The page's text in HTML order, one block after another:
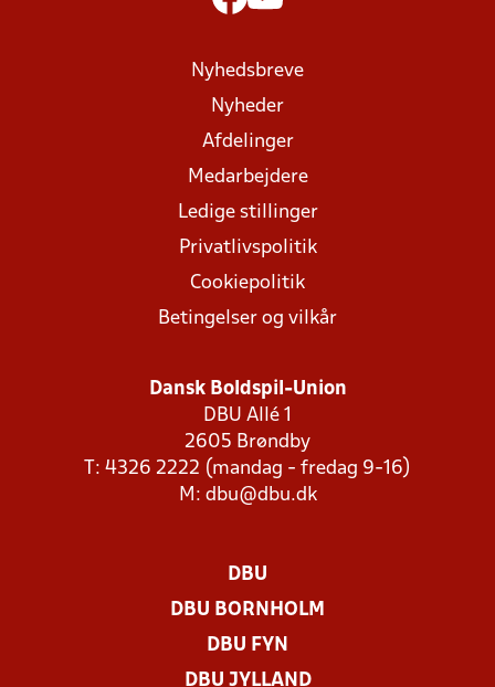
Nyhedsbreve
Nyheder
Afdelinger
Medarbejdere
Ledige stillinger
Privatlivspolitik
Cookiepolitik
Betingelser og vilkår
Dansk Boldspil-Union
DBU Allé 1
2605 Brøndby
T: 4326 2222 (mandag - fredag 9-16)
M: dbu@dbu.dk
DBU
DBU BORNHOLM
DBU FYN
DBU JYLLAND